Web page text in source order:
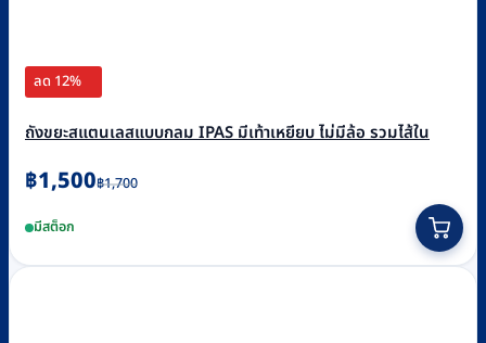
ลด 12%
ถังขยะสแตนเลสแบบกลม IPAS มีเท้าเหยียบ ไม่มีล้อ รวมไส้ใน
฿1,700
Original
was:
฿1,700.
฿1,500
Current
is:
฿1,500.
มีสต็อก